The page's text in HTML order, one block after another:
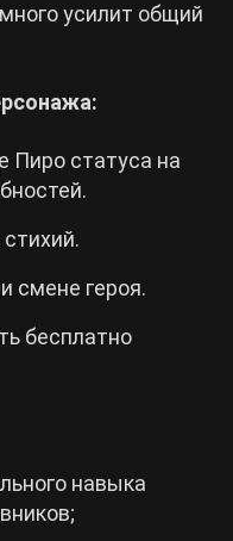
усилит общий
Пиро статуса на
смене героя.
бесплатно
навыка